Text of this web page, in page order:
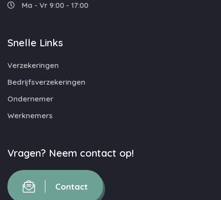
Ma - Vr 9:00 - 17:00
Snelle Links
Verzekeringen
Bedrijfsverzekeringen
Ondernemer
Werknemers
Vragen? Neem contact op!
Contact